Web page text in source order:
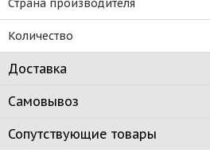
Страна производителя
Количество
Доставка
Самовывоз
Сопутствующие товары